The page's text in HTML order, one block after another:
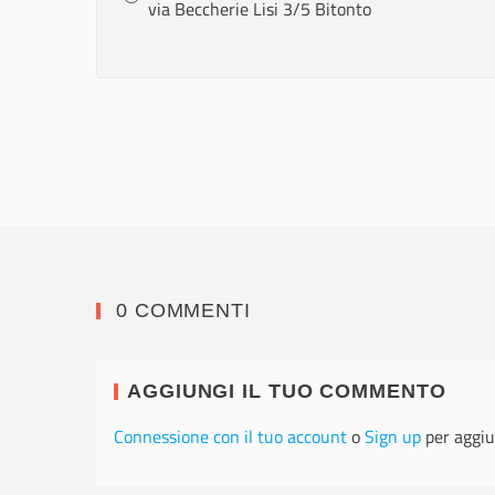
via Beccherie Lisi 3/5 Bitonto
0 COMMENTI
AGGIUNGI IL TUO COMMENTO
Connessione con il tuo accountoSign up per